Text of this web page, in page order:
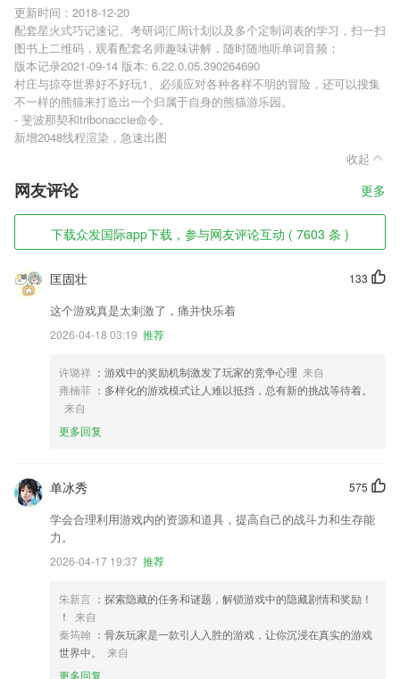
更新时间：2018-12-20
配套星火式巧记速记、考研词汇周计划以及多个定制词表的学习，扫一扫
图书上二维码，观看配套名师趣味讲解，随时随地听单词音频；
版本记录2021-09-14 版本: 6.22.0.05.390264690
村庄与掠夺世界好不好玩1、必须应对各种各样不明的冒险，还可以搜集
不一样的熊猫来打造出一个归属于自身的熊猫游乐园。
- 斐波那契和tribonaccie命令。
新增2048线程渲染，急速出图
收起
网友评论 更多
下载众发国际app下载，参与网友评论互动 ( 7603 条 )
133
匡固壮
这个游戏真是太刺激了，痛并快乐着
2026-04-18 03:19 推荐
许璐祥 ：游戏中的奖励机制激发了玩家的竞争心理 来自
雍楠菲 ：多样化的游戏模式让人难以抵挡，总有新的挑战等待着。
来自
更多回复
575
单冰秀
学会合理利用游戏内的资源和道具，提高自己的战斗力和生存能
力。
2026-04-17 19:37 推荐
朱新言 ：探索隐藏的任务和谜题，解锁游戏中的隐藏剧情和奖励！
！
来自
秦筠翰 ：骨灰玩家是一款引人入胜的游戏，让你沉浸在真实的游戏
世界中。
来自
更多回复